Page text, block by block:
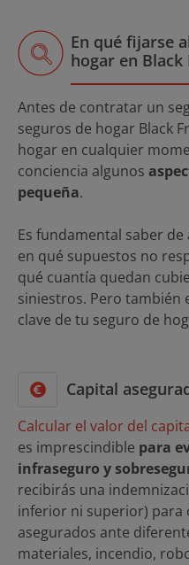
En qué fijarse
hogar en Black
Antes de contratar un
seguros de hogar Black
hogar en cualquier
conciencia algunos
pequeña.
Es fundamental saber
en qué supuestos no
qué cuantía quedan
siniestros. Pero también
clave de tu seguro de
Capital
Calcular el valor del
es imprescindible para
infraseguro y
recibirás una
inferior ni superior) para
asegurados ante
materiales, incendio,